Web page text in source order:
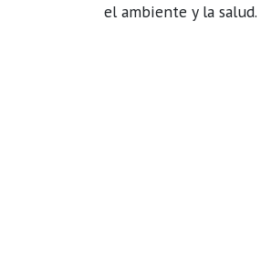
el ambiente y la salud.